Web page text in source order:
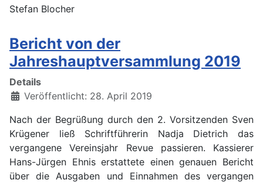
Stefan Blocher
Bericht von der
Jahreshauptversammlung 2019
Details
Veröffentlicht: 28. April 2019
Nach der Begrüßung durch den 2. Vorsitzenden Sven
Krügener ließ Schriftführerin Nadja Dietrich das
vergangene Vereinsjahr Revue passieren. Kassierer
Hans-Jürgen Ehnis erstattete einen genauen Bericht
über die Ausgaben und Einnahmen des vergangen